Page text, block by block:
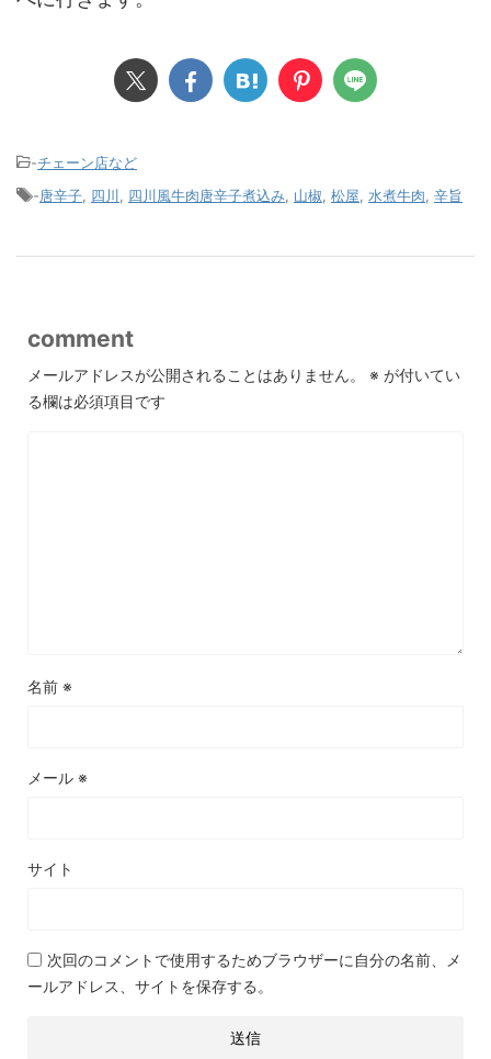
-チェーン店など
-唐辛子 四川 四川風牛肉唐辛子煮込み 山椒 松屋 水煮牛肉 辛旨
comment
メールアドレスが公開されることはありません。 ※ が付いてい
る欄は必須項目です
名前 ※
メール ※
サイト
次回のコメントで使用するためブラウザーに自分の名前、メ
ールアドレス、サイトを保存する。